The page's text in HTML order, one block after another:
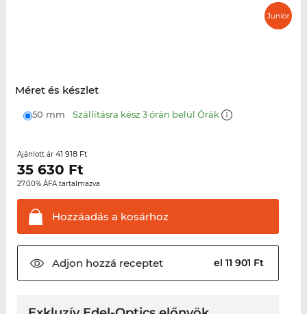
Méret és készlet
50 mm Szállításra kész 3 órán belül Órák
Ajánlott ár 41 918 Ft
35 630 Ft
27.00% ÁFA tartalmazva
Hozzáadás a kosárhoz
Adjon hozzá receptet el 11 901 Ft